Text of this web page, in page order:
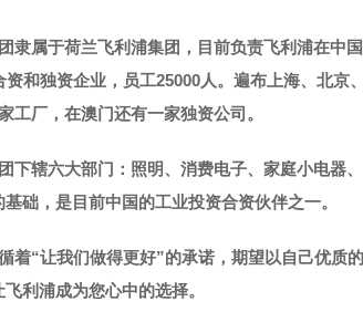
隶属于荷兰飞利浦集团，目前负责飞利浦在中
资和独资企业，员工25000人。遍布上海、北
工厂，在澳门还有一家独资公司。
下辖六大部门：照明、消费电子、家庭小电器
础，是目前中国的工业投资合资伙伴之一。
着“让我们做得更好”的承诺，期望以自己优质
利浦成为您心中的选择。